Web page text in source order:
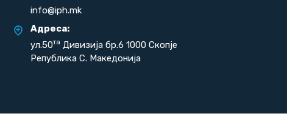
info@iph.mk
Адреса:
ул.50та Дивизија бр.6 1000 Скопје
Република С. Македонија